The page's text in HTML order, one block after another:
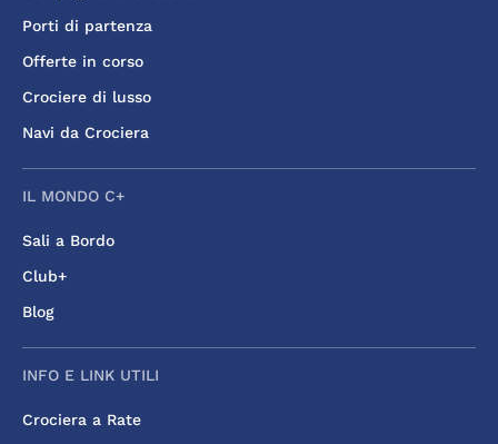
Porti di partenza
Offerte in corso
Crociere di lusso
Navi da Crociera
IL MONDO C+
Sali a Bordo
Club+
Blog
INFO E LINK UTILI
Crociera a Rate